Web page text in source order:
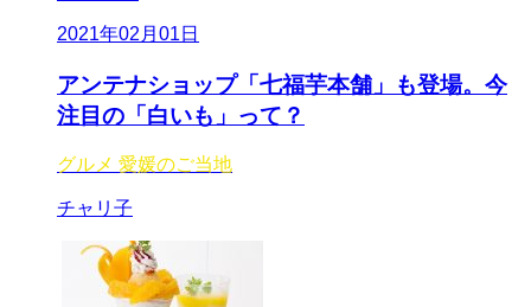
2021年02月01日
アンテナショップ「七福芋本舗」も登場。今
注目の「白いも」って？
グルメ 愛媛のご当地
チャリ子